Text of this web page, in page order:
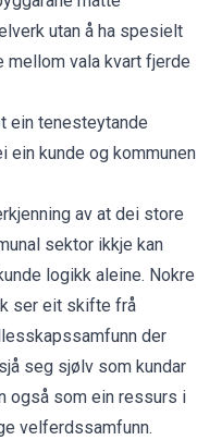
utan å ha spesielt
vala kvart fjerde
ein tenesteytande
ein kunde og kommunen
av at dei store
sektor ikkje kan
logikk aleine. Nokre
ser eit skifte frå
der
seg sjølv som kundar
også som ein ressurs i
velferdssamfunn.